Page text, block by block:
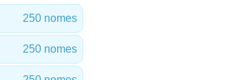
250 nomes
250 nomes